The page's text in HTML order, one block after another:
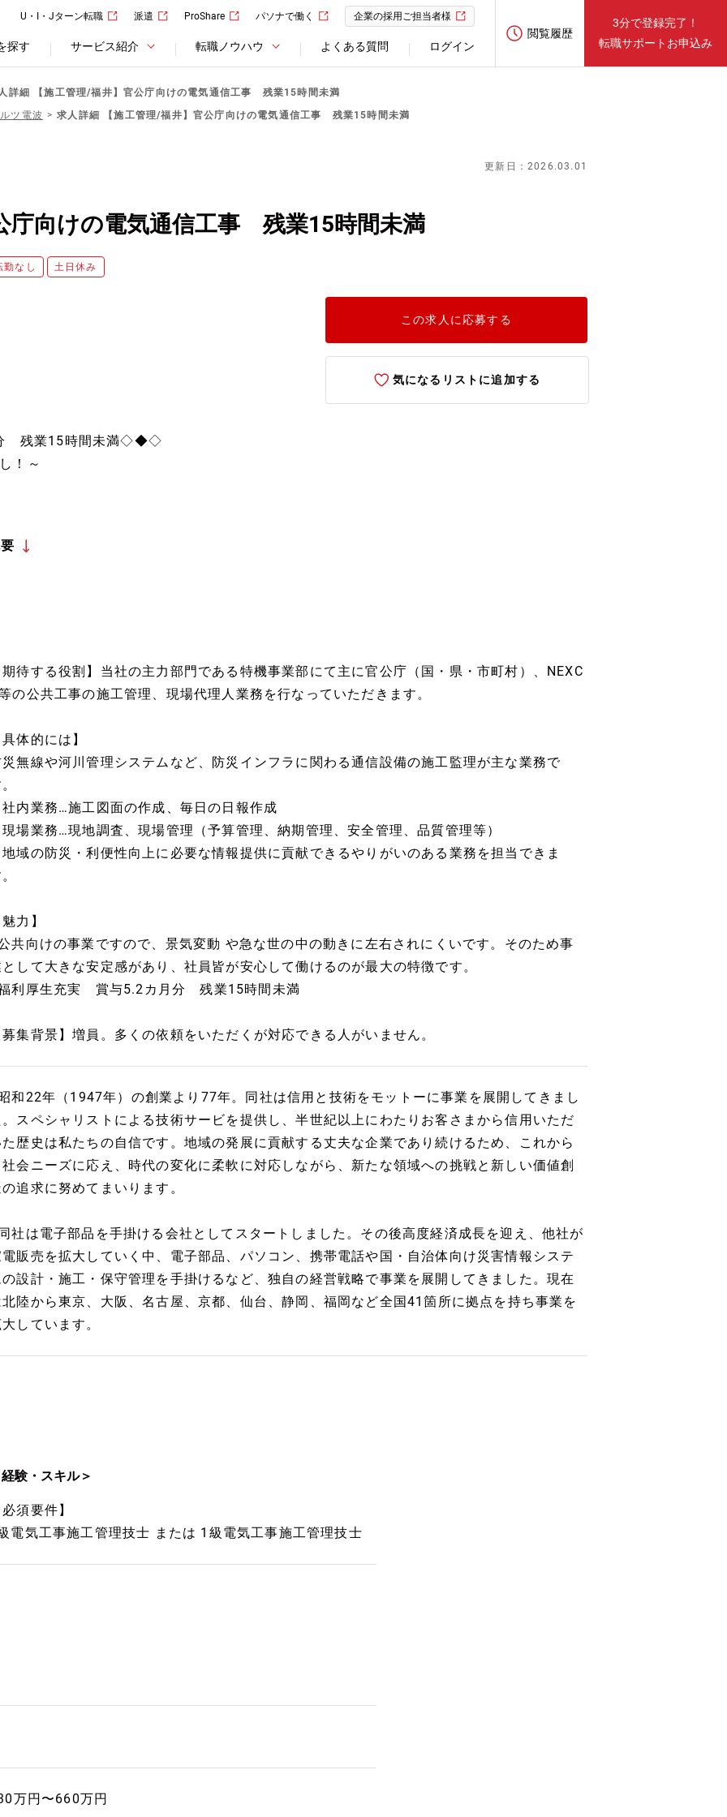
U・I・Jターン転職 派遣 ProShare パソナで働く 企業の採用ご担当者様
探す サービス紹介 転職ノウハウ よくある質問 ログイン
閲覧履歴
3分で登録完了！
転職サポートお申込み
詳細 【施工管理/福井】官公庁向けの電気通信工事 残業15時間未満
ツ電波
求人詳細 【施工管理/福井】官公庁向けの電気通信工事 残業15時間未満
更新日：2026.03.01
庁向けの電気通信工事 残業15時間未満
勤なし 土日休み
残業15時間未満◇◆◇
！～
この求人に応募する
気になるリストに追加する
待する役割】当社の主力部門である特機事業部にて主に官公庁（国・県・市町村）、NEXC
の公共工事の施工管理、現場代理人業務を行なっていただきます。
体的には】
無線や河川管理システムなど、防災インフラに関わる通信設備の施工監理が主な業務で
社内業務…施工図面の作成、毎日の日報作成
場業務…現地調査、現場管理（予算管理、納期管理、安全管理、品質管理等）
域の防災・利便性向上に必要な情報提供に貢献できるやりがいのある業務を担当できま
力】
共向けの事業ですので、景気変動 や急な世の中の動きに左右されにくいです。そのため事
して大きな安定感があり、社員皆が安心して働けるのが最大の特徴です。
利厚生充実 賞与5.2カ月分 残業15時間未満
集背景】増員。多くの依頼をいただくが対応できる人がいません。
和22年（1947年）の創業より77年。同社は信用と技術をモットーに事業を展開してきまし
スペシャリストによる技術サービを提供し、半世紀以上にわたりお客さまから信用いただ
歴史は私たちの自信です。地域の発展に貢献する丈夫な企業であり続けるため、これから
会ニーズに応え、時代の変化に柔軟に対応しながら、新たな領域への挑戦と新しい価値創
追求に努めてまいります。
社は電子部品を手掛ける会社としてスタートしました。その後高度経済成長を迎え、他社が
販売を拡大していく中、電子部品、パソコン、携帯電話や国・自治体向け災害情報システ
設計・施工・保守管理を手掛けるなど、独自の経営戦略で事業を展開してきました。現在
陸から東京、大阪、名古屋、京都、仙台、静岡、福岡など全国41箇所に拠点を持ち事業を
しています。
験・スキル＞
須要件】
電気工事施工管理技士 または 1級電気工事施工管理技士
万円〜660万円